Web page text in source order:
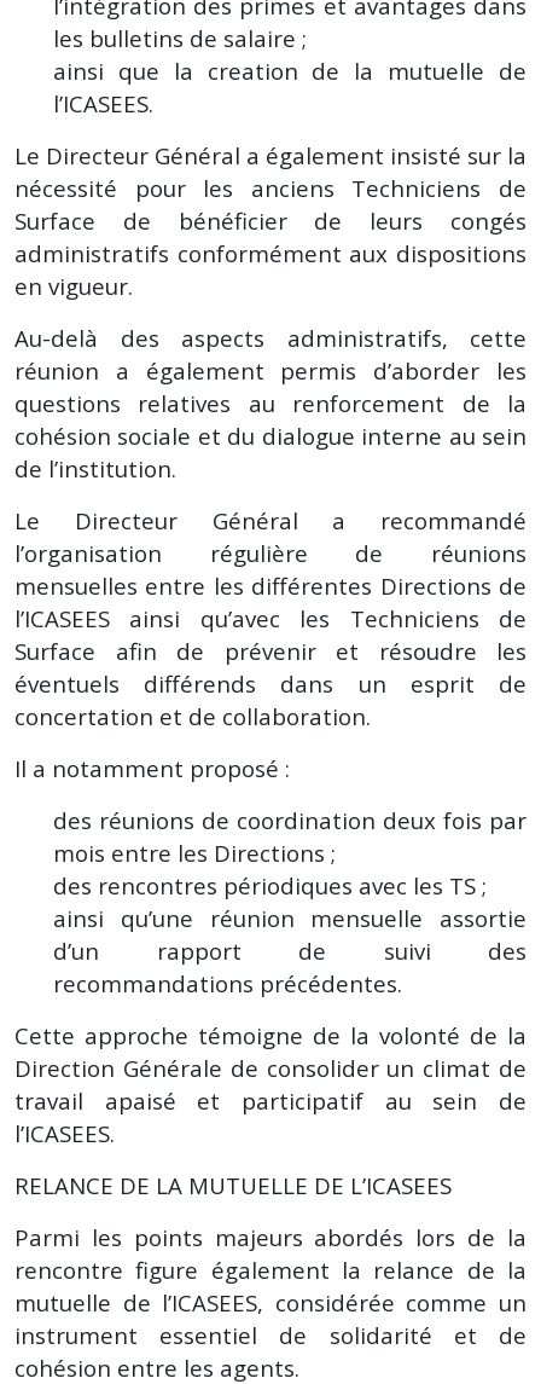
les bulletins de salaire ;
ainsi que la creation de la mutuelle de
l’ICASEES.
Le Directeur Général a également insisté sur la
nécessité pour les anciens Techniciens de
Surface de bénéficier de leurs congés
administratifs conformément aux dispositions
en vigueur.
Au-delà des aspects administratifs, cette
réunion a également permis d’aborder les
questions relatives au renforcement de la
cohésion sociale et du dialogue interne au sein
de l’institution.
Le Directeur Général a recommandé
l’organisation régulière de réunions
mensuelles entre les différentes Directions de
l’ICASEES ainsi qu’avec les Techniciens de
Surface afin de prévenir et résoudre les
éventuels différends dans un esprit de
concertation et de collaboration.
Il a notamment proposé :
des réunions de coordination deux fois par
mois entre les Directions ;
des rencontres périodiques avec les TS ;
ainsi qu’une réunion mensuelle assortie
d’un rapport de suivi des
recommandations précédentes.
Cette approche témoigne de la volonté de la
Direction Générale de consolider un climat de
travail apaisé et participatif au sein de
l’ICASEES.
RELANCE DE LA MUTUELLE DE L’ICASEES
Parmi les points majeurs abordés lors de la
rencontre figure également la relance de la
mutuelle de l’ICASEES, considérée comme un
instrument essentiel de solidarité et de
cohésion entre les agents.